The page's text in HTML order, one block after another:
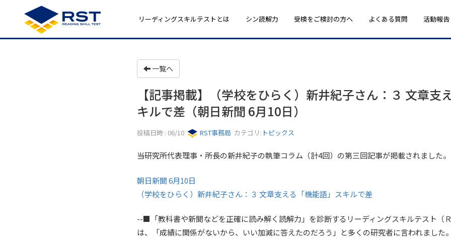
リーディングスキルテストとは シン読解力 受検をご検討の方へ よくある質問 活動報告
一覧へ
【記事掲載】（学校をひらく）新井紀子さん：３ 文章支
キルで差（朝日新聞 6月10日）
投稿日時 : 06/10 RST事務局 カテゴリ: トピックス
当研究所代表理事・所長の新井紀子の執筆コラム（計4回）の第三回記事が掲載されました。
朝日新聞 6月10日
（学校をひらく）新井紀子さん：３ 文章支える「機能語」スキルで差
--■「教科書や新聞などを正確に読み解く読解力」を診断するリーディングスキルテスト（
は、「成績に関係がないから、いい加減に答えたのだろう」と多くの研究者に言われました